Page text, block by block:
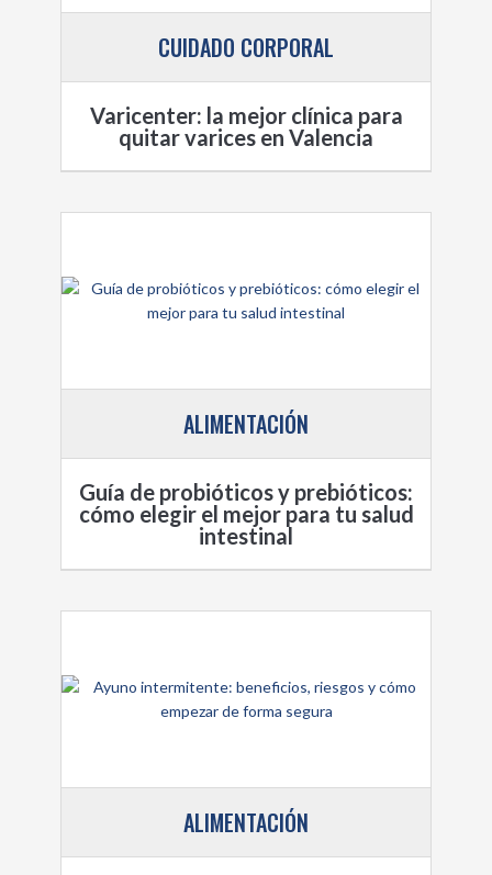
CUIDADO CORPORAL
Varicenter: la mejor clínica para
quitar varices en Valencia
ALIMENTACIÓN
Guía de probióticos y prebióticos:
cómo elegir el mejor para tu salud
intestinal
ALIMENTACIÓN